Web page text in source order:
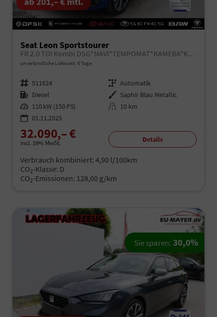
Seat Leon Sportstourer
FR 2.0 TDI Kombi DSG*NAVI*TEMPOMAT*KAMERA*KEYLESS-GO*VIRTUAL COCKPIT*
unverbindliche Lieferzeit: 6 Tage
Fahrzeugnr. 511624 Getriebe Automatik
Kraftstoff Diesel Außenfarbe Saphir Blau Metallic
Leistung 110 kW (150 PS) Kilometerstand 10 km
01.11.2025
32.090,– €
incl. 19% MwSt. Details
Verbrauch kombiniert: 4,90 l/100km
CO2-Klasse: D
CO2-Emissionen: 128,00 g/km
Sie sparen: 30,0%